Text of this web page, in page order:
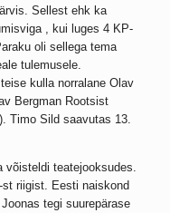
Sellest ehk ka
, kui luges 4 KP-
oli sellega tema
tulemusele.
kulla norralane Olav
Bergman Rootsist
Timo Sild saavutas 13.
teatejooksudes.
riigist. Eesti naiskond
tegi suurepärase